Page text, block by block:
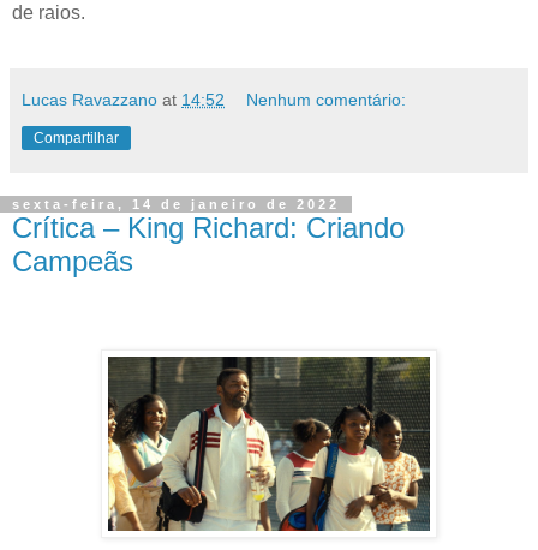
de raios.
Lucas Ravazzano at 14:52 Nenhum comentário:
Compartilhar
sexta-feira, 14 de janeiro de 2022
Crítica – King Richard: Criando
Campeãs